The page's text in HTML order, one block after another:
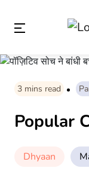
3 mins read
Popular
Dhyaan